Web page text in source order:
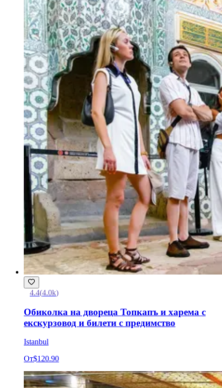
4.4(4.0k)
Обиколка на двореца Топкапъ и харема с
екскурзовод и билети с предимство
Istanbul
От$120.90